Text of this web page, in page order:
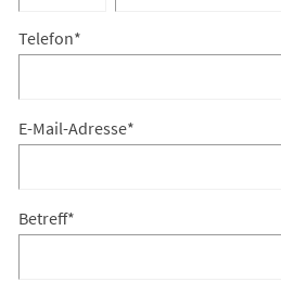
Telefon*
E-Mail-Adresse*
Betreff*